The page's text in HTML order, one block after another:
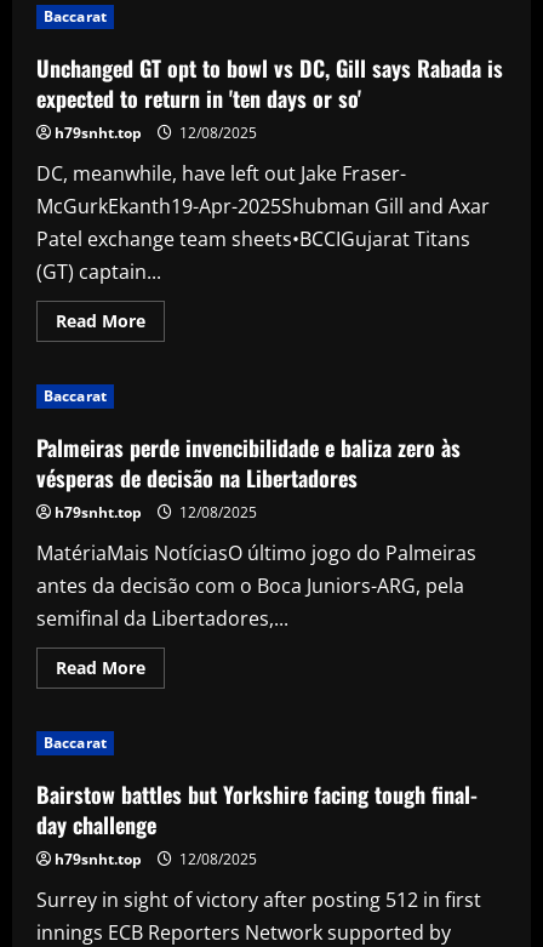
Internacional
lança
novo
uniforme
Baccarat
Unchanged GT opt to bowl vs DC, Gill says Rabada is
expected to return in 'ten days or so'
h79snht.top 12/08/2025
DC, meanwhile, have left out Jake Fraser-
McGurkEkanth19-Apr-2025Shubman Gill and Axar
Patel exchange team sheets•BCCIGujarat Titans
(GT) captain...
Read MoreRead
more
bowl
vs
DC,
Gill
says
Rabada
expected
to
return
in
'ten
so'
Baccarat
Palmeiras perde invencibilidade e baliza zero às
vésperas de decisão na Libertadores
h79snht.top 12/08/2025
MatériaMais NotíciasO último jogo do Palmeiras
antes da decisão com o Boca Juniors-ARG, pela
semifinal da Libertadores,...
Read MoreRead
more
baliza
zero
às
vésperas
de
decisão
na
Libertadores
Baccarat
Bairstow battles but Yorkshire facing tough final-
day challenge
h79snht.top 12/08/2025
Surrey in sight of victory after posting 512 in first
innings ECB Reporters Network supported by